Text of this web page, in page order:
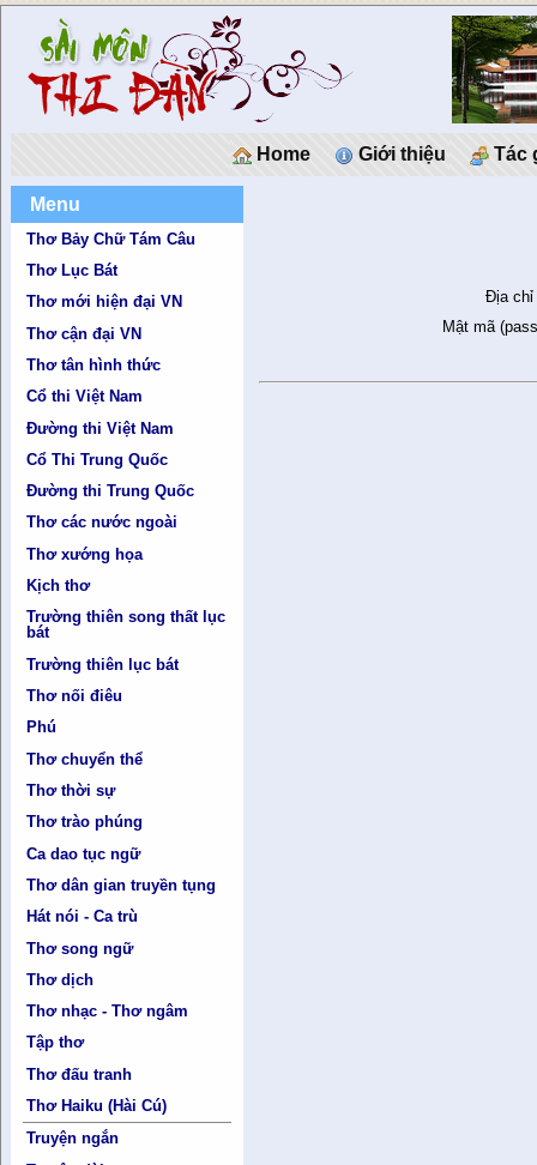
Home Giới thiệu Tác
Menu
Thơ Bảy Chữ Tám Câu
Thơ Lục Bát
Thơ mới hiện đại VN
Thơ cận đại VN
Thơ tân hình thức
Cổ thi Việt Nam
Đường thi Việt Nam
Cổ Thi Trung Quốc
Đường thi Trung Quốc
Thơ các nước ngoài
Thơ xướng họa
Kịch thơ
Trường thiên song thất lục
bát
Trường thiên lục bát
Thơ nối điêu
Phú
Thơ chuyển thể
Thơ thời sự
Thơ trào phúng
Ca dao tục ngữ
Thơ dân gian truyền tụng
Hát nói - Ca trù
Thơ song ngữ
Thơ dịch
Thơ nhạc - Thơ ngâm
Tập thơ
Thơ đấu tranh
Thơ Haiku (Hài Cú)
Truyện ngắn
Địa chỉ
Mật mã